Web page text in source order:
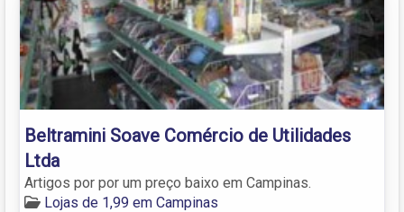
Beltramini Soave Comércio de Utilidades
Ltda
Artigos por por um preço baixo em Campinas.
Lojas de 1,99 em Campinas